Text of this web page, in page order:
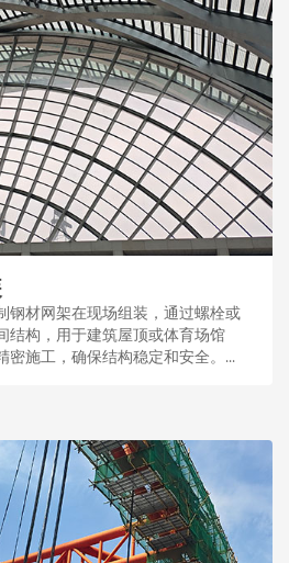
钢材网架在现场组装，通过螺栓或
结构，用于建筑屋顶或体育场馆
密施工，确保结构稳定和安全。...